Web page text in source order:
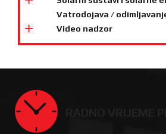
Vatrodojava /
Video nadzor